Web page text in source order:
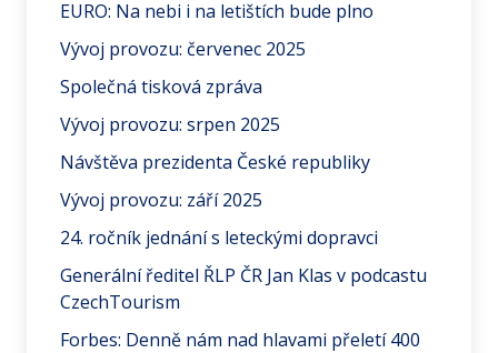
EURO: Na nebi i na letištích bude plno
Vývoj provozu: červenec 2025
Společná tisková zpráva
Vývoj provozu: srpen 2025
Návštěva prezidenta České republiky
Vývoj provozu: září 2025
24. ročník jednání s leteckými dopravci
Generální ředitel ŘLP ČR Jan Klas v podcastu
CzechTourism
Forbes: Denně nám nad hlavami přeletí 400